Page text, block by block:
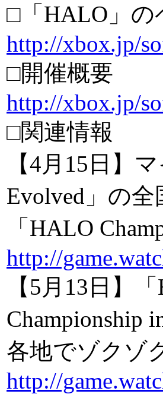
□「HALO」の
http://xbox.jp/
□開催概要
http://xbox.jp/
□関連情報
【4月15日】
Evolved」の全
「HALO
http://
【5月13日】
Championship
各地でゾクゾ
http://